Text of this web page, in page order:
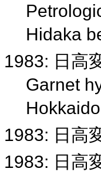
Hidaka
1983: 日高
Garnet
Hokkaido
1983: 日高
1983: 日高